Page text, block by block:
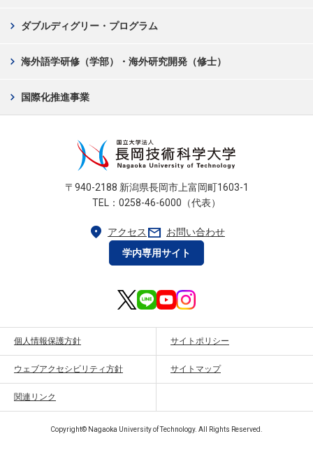
ダブルディグリー・プログラム
chevron_right
海外語学研修（学部）・海外研究開発（修士）
chevron_right
国際化推進事業
chevron_right
〒940-2188 新潟県長岡市上富岡町1603-1
TEL：0258-46-6000（代表）
location_on アクセス mail お問い合わせ
学内専用サイト
個人情報保護方針 サイトポリシー
ウェブアクセシビリティ方針 サイトマップ
関連リンク
Copyright© Nagaoka University of Technology. All Rights Reserved.